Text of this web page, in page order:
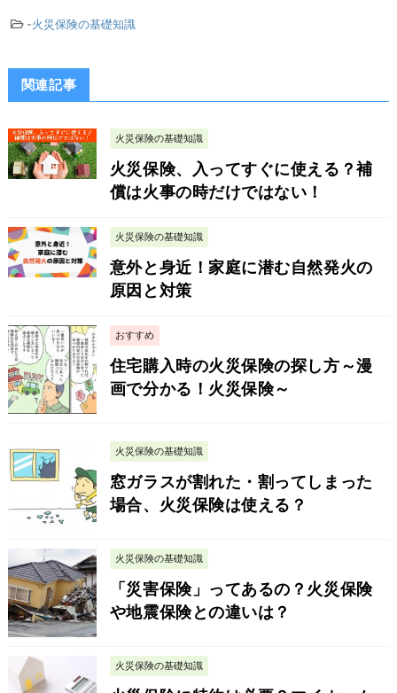
-火災保険の基礎知識
関連記事
火災保険の基礎知識
火災保険、入ってすぐに使える？補
償は火事の時だけではない！
火災保険の基礎知識
意外と身近！家庭に潜む自然発火の
原因と対策
おすすめ
住宅購入時の火災保険の探し方～漫
画で分かる！火災保険～
火災保険の基礎知識
窓ガラスが割れた・割ってしまった
場合、火災保険は使える？
火災保険の基礎知識
「災害保険」ってあるの？火災保険
や地震保険との違いは？
火災保険の基礎知識